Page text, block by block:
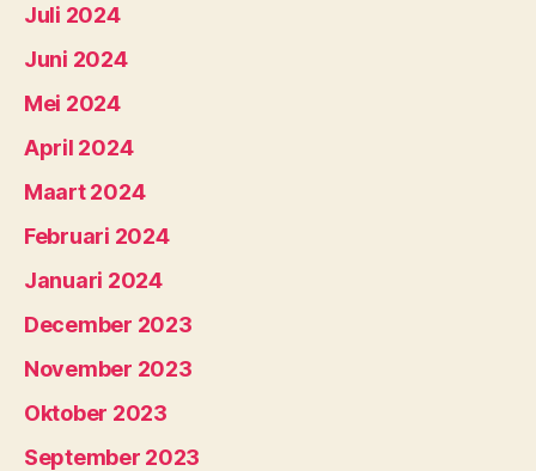
Juli 2024
Juni 2024
Mei 2024
April 2024
Maart 2024
Februari 2024
Januari 2024
December 2023
November 2023
Oktober 2023
September 2023